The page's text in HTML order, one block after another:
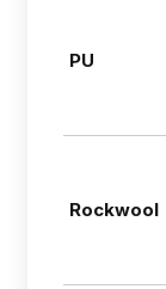
PU
Rockwool